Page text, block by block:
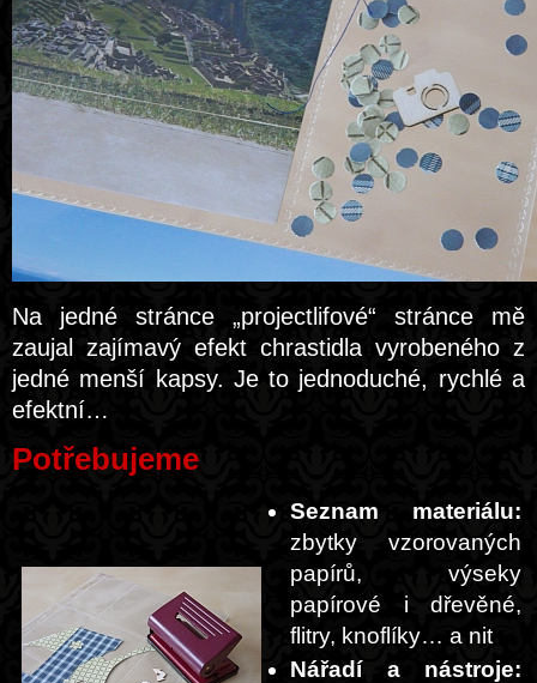
Na jedné stránce „projectlifové“ stránce mě
zaujal zajímavý efekt chrastidla vyrobeného z
jedné menší kapsy. Je to jednoduché, rychlé a
efektní…
Potřebujeme
Seznam materiálu:
zbytky vzorovaných
papírů, výseky
papírové i dřevěné,
flitry, knoflíky… a nit
Nářadí a nástroje: